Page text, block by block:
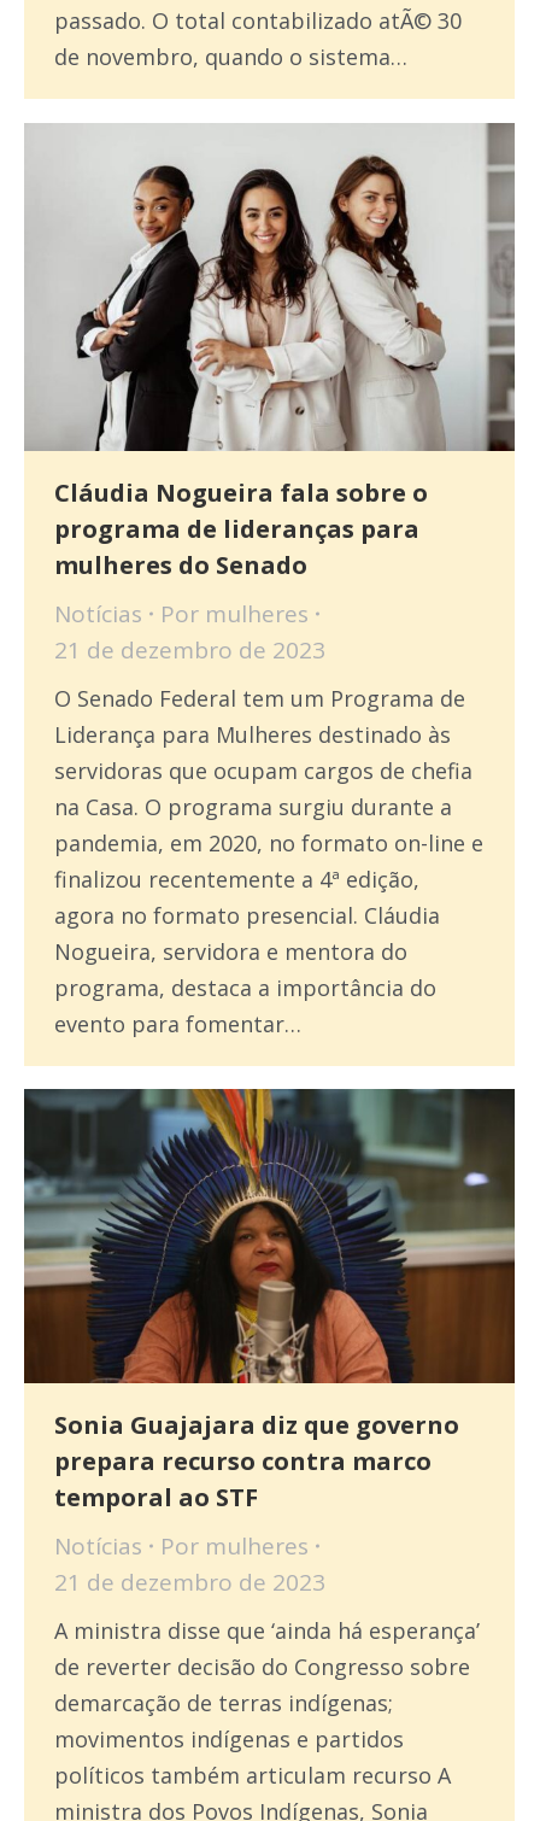
passado. O total contabilizado atÃ© 30
de novembro, quando o sistema…
Cláudia Nogueira fala sobre o
programa de lideranças para
mulheres do Senado
Notícias Por mulheres
21 de dezembro de 2023
O Senado Federal tem um Programa de
Liderança para Mulheres destinado às
servidoras que ocupam cargos de chefia
na Casa. O programa surgiu durante a
pandemia, em 2020, no formato on-line e
finalizou recentemente a 4ª edição,
agora no formato presencial. Cláudia
Nogueira, servidora e mentora do
programa, destaca a importância do
evento para fomentar…
Sonia Guajajara diz que governo
prepara recurso contra marco
temporal ao STF
Notícias Por mulheres
21 de dezembro de 2023
A ministra disse que ‘ainda há esperança’
de reverter decisão do Congresso sobre
demarcação de terras indígenas;
movimentos indígenas e partidos
políticos também articulam recurso A
ministra dos Povos Indígenas, Sonia